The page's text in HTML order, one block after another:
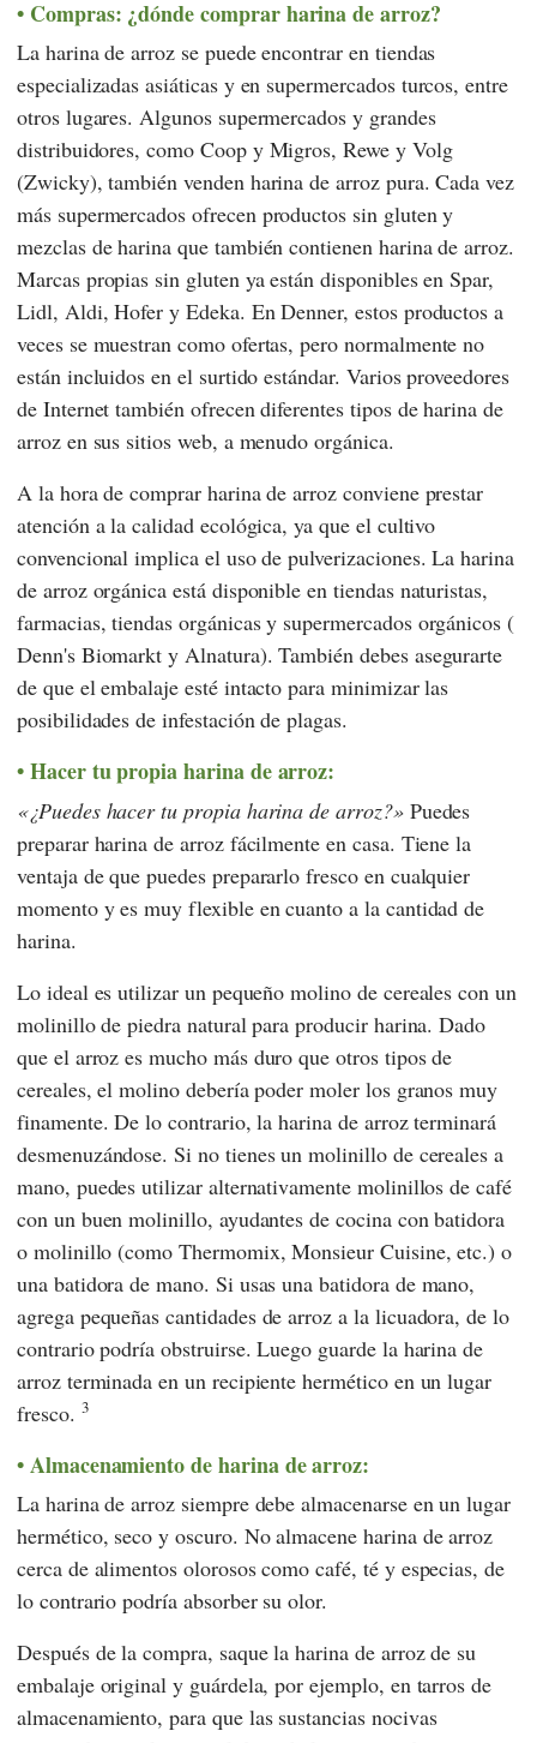
Compras: ¿dónde comprar harina de arroz?
La harina de arroz se puede encontrar en tiendas
especializadas asiáticas y en supermercados turcos, entre
otros lugares. Algunos supermercados y grandes
distribuidores, como Coopy Migros,Rewey Volg
(Zwicky), también venden harina de arroz pura. Cada vez
más supermercados ofrecen productos sin gluten y
mezclas de harina que también contienen harina de arroz.
Marcas propias sin gluten ya están disponibles enSpar,
Lidl, Aldi,Hofer y Edeka. EnDenner, estos productos a
veces se muestran como ofertas, pero normalmente no
están incluidos en el surtido estándar. Varios proveedores
de Internet también ofrecen diferentes tipos de harina de
arroz en sus sitios web, a menudo orgánica.
A la hora de comprar harina de arroz conviene prestar
atención a la calidad ecológica, ya que el cultivo
convencional implica el uso de pulverizaciones. La harina
de arroz orgánica está disponible en tiendas naturistas,
farmacias, tiendas orgánicas y supermercados orgánicos (
Denn's Biomarkt yAlnatura). También debes asegurarte
de que el embalaje esté intacto para minimizar las
posibilidades de infestación de plagas.
Hacer tu propia harina de arroz:
¿Puedes hacer tu propia harina de arroz? Puedes
preparar harina de arroz fácilmente en casa. Tiene la
ventaja de que puedes prepararlo fresco en cualquier
momento y es muy flexible en cuanto a la cantidad de
harina.
Lo ideal es utilizar un pequeño molino de cereales con un
molinillo de piedra natural para producir harina. Dado
que el arroz es mucho más duro que otros tipos de
cereales, el molino debería poder moler los granos muy
finamente. De lo contrario, la harina de arroz terminará
desmenuzándose. Si no tienes un molinillo de cereales a
mano, puedes utilizar alternativamente molinillos de café
con un buen molinillo, ayudantes de cocina con batidora
o molinillo (como Thermomix, Monsieur Cuisine, etc.) o
una batidora de mano. Si usas una batidora de mano,
agrega pequeñas cantidades de arroz a la licuadora, de lo
contrario podría obstruirse. Luego guarde la harina de
arroz terminada en un recipiente hermético en un lugar
fresco. 3
Almacenamiento de harina de arroz:
La harina de arroz siempre debe almacenarse en un lugar
hermético, seco y oscuro. No almacene harina de arroz
cerca de alimentos olorosos como café, té y especias, de
lo contrario podría absorber su olor.
Después de la compra, saque la harina de arroz de su
embalaje original y guárdela, por ejemplo, en tarros de
almacenamiento, para que las sustancias nocivas